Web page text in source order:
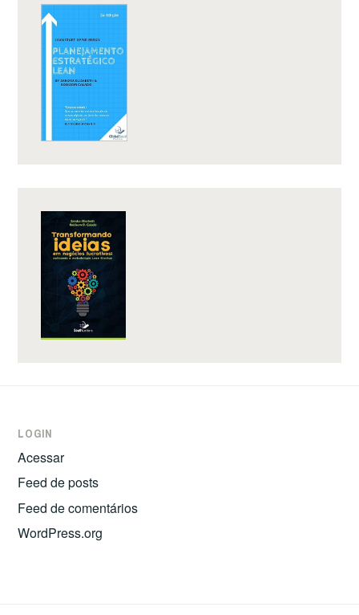
LOGIN
Acessar
Feed de posts
Feed de comentários
WordPress.org